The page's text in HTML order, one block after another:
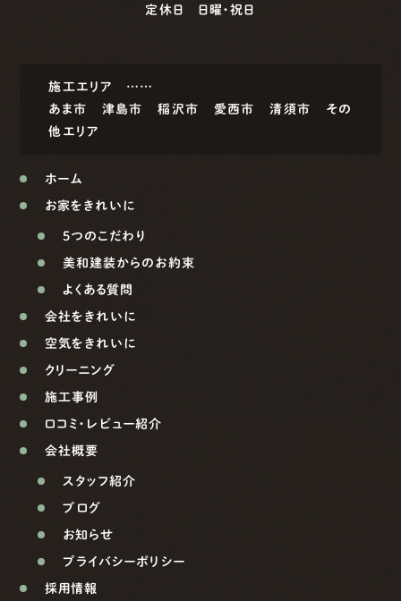
定休日 日曜・祝日
施工エリア ……
あま市
津島市 稲沢市 愛西市 清須市
その
他エリア
ホーム
お家をきれいに
5つのこだわり
美和建装からのお約束
よくある質問
会社をきれいに
空気をきれいに
クリーニング
施工事例
口コミ・レビュー紹介
会社概要
スタッフ紹介
ブログ
お知らせ
プライバシーポリシー
採用情報